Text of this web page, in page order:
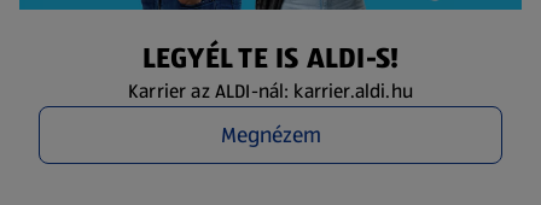
LEGYÉL TE IS ALDI-S!
Karrier az ALDI-nál: karrier.aldi.hu
Megnézem